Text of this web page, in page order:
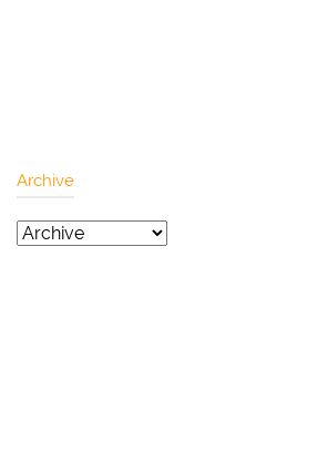
Archive